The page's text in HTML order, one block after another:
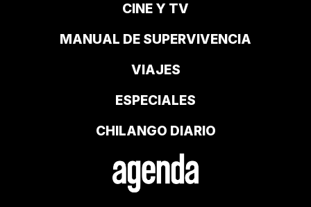
CINE Y TV
MANUAL DE SUPERVIVENCIA
VIAJES
ESPECIALES
CHILANGO DIARIO